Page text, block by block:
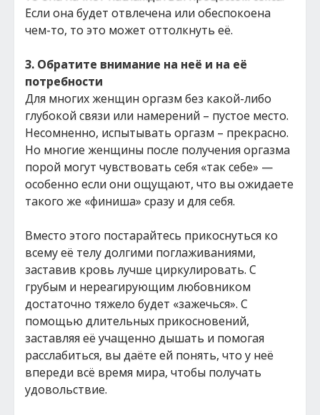
Если она будет отвлечена или обеспокоена
чем-то, то это может оттолкнуть её.
3. Обратите внимание на неё и на её
потребности
Для многих женщин оргазм без какой-либо
глубокой связи или намерений – пустое место.
Несомненно, испытывать оргазм – прекрасно.
Но многие женщины после получения оргазма
порой могут чувствовать себя «так себе» —
особенно если они ощущают, что вы ожидаете
такого же «финиша» сразу и для себя.
Вместо этого постарайтесь прикоснуться ко
всему её телу долгими поглаживаниями,
заставив кровь лучше циркулировать. С
грубым и нереагирующим любовником
достаточно тяжело будет «зажечься». С
помощью длительных прикосновений,
заставляя её учащенно дышать и помогая
расслабиться, вы даёте ей понять, что у неё
впереди всё время мира, чтобы получать
удовольствие.